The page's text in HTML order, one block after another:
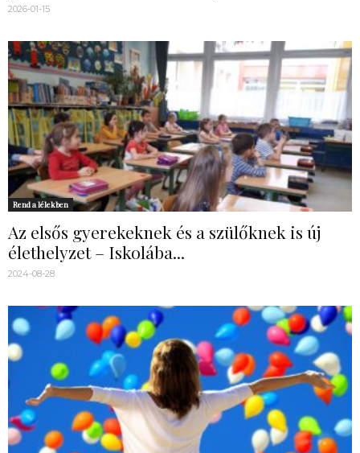
2026-01-15
Rend a lélekben
Az elsős gyerekeknek és a szülőknek is új
élethelyzet – Iskolába...
2024-08-28